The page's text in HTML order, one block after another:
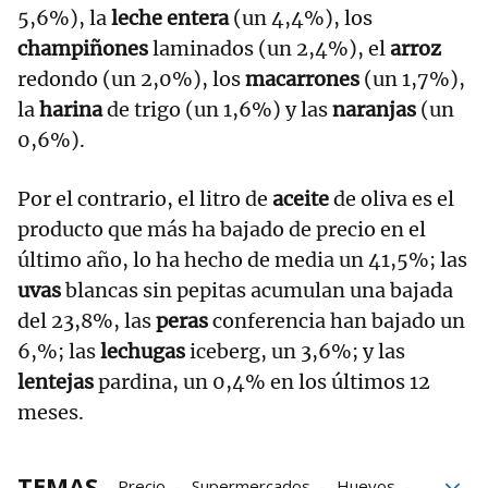
5,6%), laleche entera(un 4,4%), los
champiñoneslaminados (un 2,4%), elarroz
redondo (un 2,0%), losmacarrones (un 1,7%),
laharinade trigo (un 1,6%) y lasnaranjas (un
0,6%).
Por el contrario, el litro de aceitede oliva es el
producto que más ha bajado de precio en el
último año, lo ha hecho de media un 41,5%; las
uvasblancas sin pepitas acumulan una bajada
del 23,8%, lasperasconferencia han bajado un
6,%; laslechugasiceberg, un 3,6%; y las
lentejaspardina, un 0,4% en los últimos 12
meses.